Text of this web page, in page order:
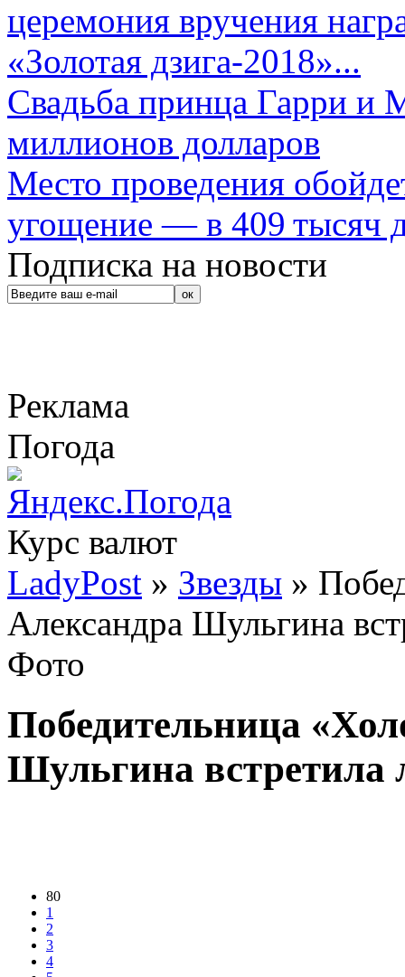
церемония вручения
«Золотая дзига-2018»...
Свадьба принца Гарри и
миллионов долларов
Место проведения
угощение — в 409 тысяч
Подписка на новости
Реклама
Погода
Курс валют
LadyPost » Звезды »
Александра Шульгина
Фото
Победительница
Шульгина
80
1
2
3
4